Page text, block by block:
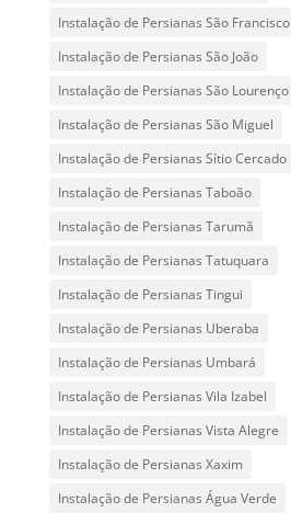
Instalação de Persianas São Francisco
Instalação de Persianas São João
Instalação de Persianas São Lourenço
Instalação de Persianas São Miguel
Instalação de Persianas Sítio Cercado
Instalação de Persianas Taboão
Instalação de Persianas Tarumã
Instalação de Persianas Tatuquara
Instalação de Persianas Tingui
Instalação de Persianas Uberaba
Instalação de Persianas Umbará
Instalação de Persianas Vila Izabel
Instalação de Persianas Vista Alegre
Instalação de Persianas Xaxim
Instalação de Persianas Água Verde